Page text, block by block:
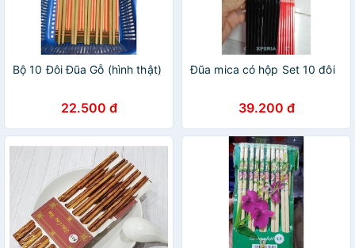
Bộ 10 Đôi Đũa Gỗ (hình thật)
22.500 đ
Đũa mica có hộp Set 10 đôi
39.200 đ